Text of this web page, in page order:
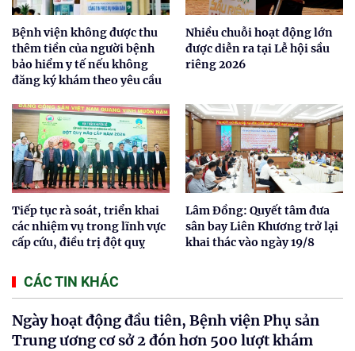
Bệnh viện không được thu
thêm tiền của người bệnh
bảo hiểm y tế nếu không
đăng ký khám theo yêu cầu
Nhiều chuỗi hoạt động lớn
được diễn ra tại Lễ hội sầu
riêng 2026
Tiếp tục rà soát, triển khai
các nhiệm vụ trong lĩnh vực
cấp cứu, điều trị đột quỵ
Lâm Đồng: Quyết tâm đưa
sân bay Liên Khương trở lại
khai thác vào ngày 19/8
CÁC TIN KHÁC
Ngày hoạt động đầu tiên, Bệnh viện Phụ sản
Trung ương cơ sở 2 đón hơn 500 lượt khám